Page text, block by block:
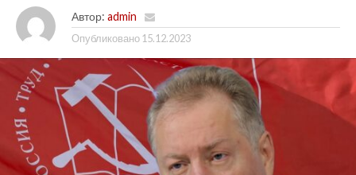
Автор: admin
Опубликовано 15.12.2023